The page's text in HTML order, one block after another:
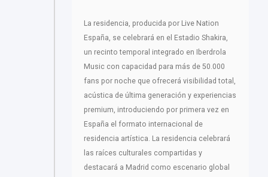
La residencia, producida por Live Nation
España, se celebrará en el Estadio Shakira,
un recinto temporal integrado en Iberdrola
Music con capacidad para más de 50.000
fans por noche que ofrecerá visibilidad total,
acústica de última generación y experiencias
premium, introduciendo por primera vez en
España el formato internacional de
residencia artística. La residencia celebrará
las raíces culturales compartidas y
destacará a Madrid como escenario global